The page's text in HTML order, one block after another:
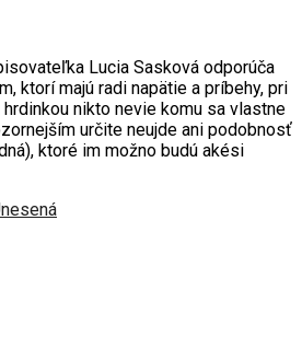
Lucia Sasková odporúča
ktorí majú radi napätie a príbehy, pri
nikto nevie komu sa vlastne
určite neujde ani podobnosť
ktoré im možno budú akési